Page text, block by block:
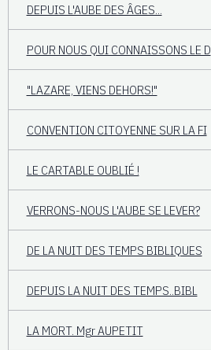
DEPUIS L'AUBE DES ÂGES...
POUR NOUS QUI CONNAISSONS LE D
"LAZARE, VIENS DEHORS!"
CONVENTION CITOYENNE SUR LA FI
LE CARTABLE OUBLIÉ !
VERRONS-NOUS L'AUBE SE LEVER?
DE LA NUIT DES TEMPS BIBLIQUES
DEPUIS LA NUIT DES TEMPS..BIBL
LA MORT. Mgr AUPETIT